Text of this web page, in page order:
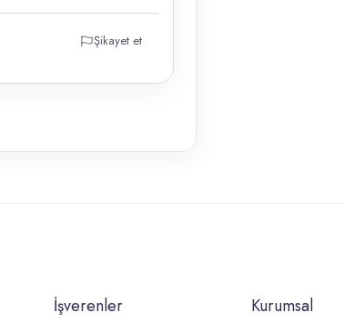
Şikayet et
İşverenler Kurumsal